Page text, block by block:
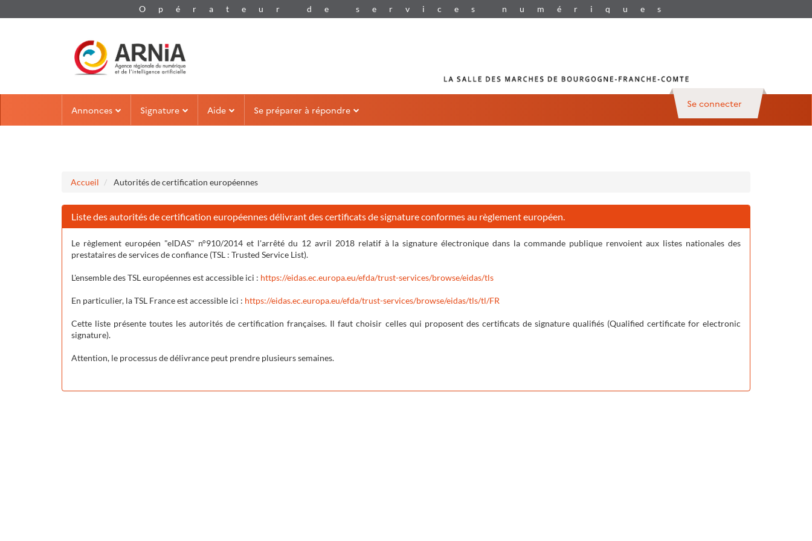
Se connecter
Annonces Signature Aide Se préparer à répondre
Accueil Autorités de certification européennes
Liste des autorités de certification européennes délivrant des certificats de signature conformes au règlement européen.
Le règlement européen "eIDAS" n°910/2014 et l'arrêté du 12 avril 2018 relatif à la signature électronique dans la commande publique renvoient aux listes nationales des
prestataires de services de confiance (TSL : Trusted Service List).
L'ensemble des TSL européennes est accessible ici : https://eidas.ec.europa.eu/efda/trust-services/browse/eidas/tls
En particulier, la TSL France est accessible ici : https://eidas.ec.europa.eu/efda/trust-services/browse/eidas/tls/tl/FR
Cette liste présente toutes les autorités de certification françaises. Il faut choisir celles qui proposent des certificats de signature qualifiés (Qualified certificate for electronic
signature).
Attention, le processus de délivrance peut prendre plusieurs semaines.